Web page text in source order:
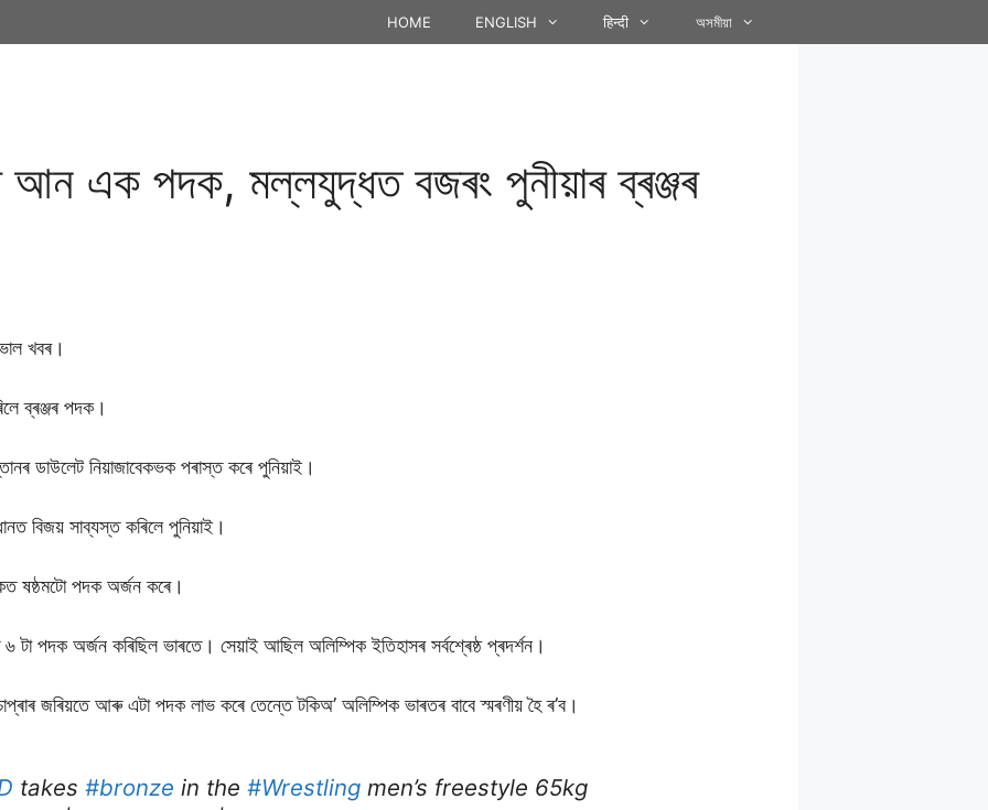
HOME ENGLISH हिन्दी অসমীয়া
আন এক পদক, মল্লযুদ্ধত বজৰং পুনীয়াৰ ব্ৰঞ্জৰ
খবৰ।
ব্ৰঞ্জৰ পদক।
ডাউলেট নিয়াজাবেকভক পৰাস্ত কৰে পুনিয়াই।
বিজয় সাব্যস্ত কৰিলে পুনিয়াই।
ষষ্ঠমটো পদক অৰ্জন কৰে।
পদক অৰ্জন কৰিছিল ভাৰতে। সেয়াই আছিল অলিম্পিক ইতিহাসৰ সৰ্বশ্ৰেষ্ঠ প্ৰদৰ্শন।
জৰিয়তে আৰু এটা পদক লাভ কৰে তেন্তে টকিঅ’ অলিম্পিক ভাৰতৰ বাবে স্মৰণীয় হৈ ৰ’ব।
takes #bronze in the #Wrestling men’s freestyle 65kg